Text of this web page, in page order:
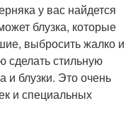
у вас найдется
блузка, которые
выбросить жалко и
сделать стильную
и блузки. Это очень
и специальных